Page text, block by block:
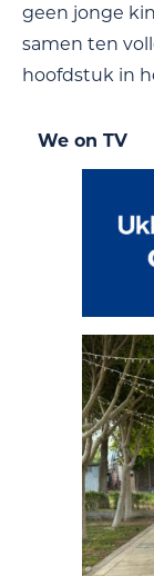
geen jonge
samen ten
hoofdstuk in
We on TV